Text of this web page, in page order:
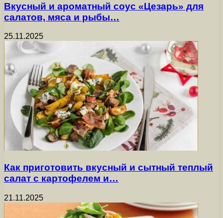
Вкусный и ароматный соус «Цезарь» для
салатов, мяса и рыбы…
25.11.2025
Как приготовить вкусный и сытный теплый
салат с картофелем и…
21.11.2025